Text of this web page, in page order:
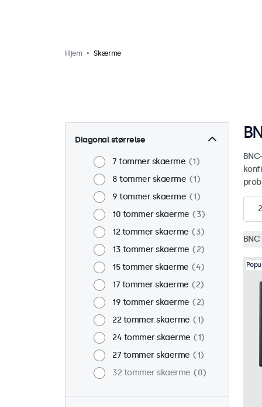
Hjem Skærme
Diagonal størrelse
7 tommer skaerme
1
8 tommer skaerme
1
9 tommer skaerme
1
10 tommer skaerme
3
12 tommer skaerme
3
13 tommer skaerme
2
15 tommer skaerme
4
17 tommer skaerme
2
19 tommer skaerme
2
22 tommer skaerme
1
24 tommer skaerme
1
27 tommer skaerme
1
32 tommer skaerme
0